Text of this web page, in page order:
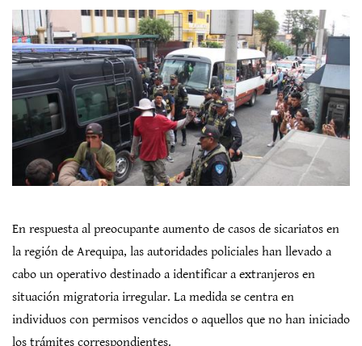
En respuesta al preocupante aumento de casos de sicariatos en
la región de Arequipa, las autoridades policiales han llevado a
cabo un operativo destinado a identificar a extranjeros en
situación migratoria irregular. La medida se centra en
individuos con permisos vencidos o aquellos que no han iniciado
los trámites correspondientes.